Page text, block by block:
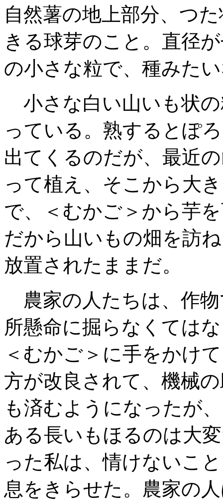
自然薯の地上部分、つ
きる球芽のこと 。直径
の小さな粒で、種みた
小さな白い山いも状
っている 。熟するとぽ
出てくるのだが、最近
って植え、そこから大
で、＜むかご＞から芋
だから山いもの畑を訪
放置されたままだ。
農家の人たちは、作
所懸命に掘らなく ては
＜むかご＞に手をかけ
方が改良されて、機械
も済むようになったが
ある長いも ほるのは大
った私は、情けないこ
息をきらせた 。農家の